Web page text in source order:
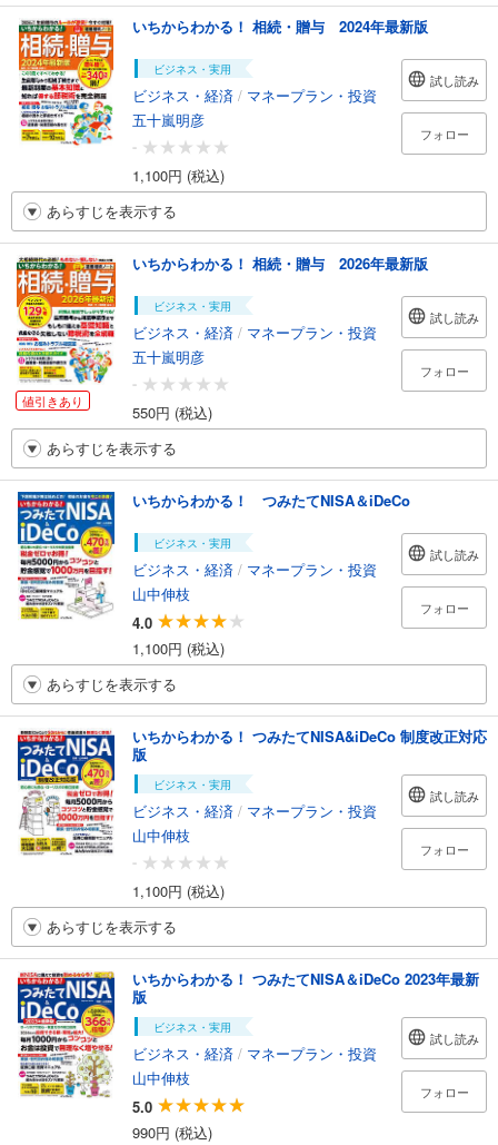
いちからわかる！ 相続・贈与 2024年最新版
ビジネス・実用
ビジネス・経済 / マネープラン・投資
五十嵐明彦
-
1,100円 (税込)
試し読み
フォロー
あらすじを表示する
値引きあり
いちからわかる！ 相続・贈与 2026年最新版
ビジネス・実用
ビジネス・経済 / マネープラン・投資
五十嵐明彦
-
550円 (税込)
試し読み
フォロー
あらすじを表示する
いちからわかる！ つみたてNISA＆iDeCo
ビジネス・実用
ビジネス・経済 / マネープラン・投資
山中伸枝
4.0
1,100円 (税込)
試し読み
フォロー
あらすじを表示する
いちからわかる！ つみたてNISA&iDeCo 制度改正対応
版
ビジネス・実用
ビジネス・経済 / マネープラン・投資
山中伸枝
-
1,100円 (税込)
試し読み
フォロー
あらすじを表示する
いちからわかる！ つみたてNISA＆iDeCo 2023年最新
版
ビジネス・実用
ビジネス・経済 / マネープラン・投資
山中伸枝
5.0
990円 (税込)
試し読み
フォロー